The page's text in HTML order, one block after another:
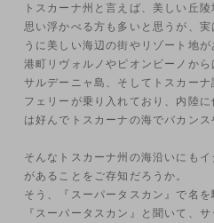
トスカーナ州と言えば、美しい丘
思い浮かべる方も多いと思うが、
うに美しい海辺の街やリゾート地が
港町リヴォルノやピオンビーノから
サルデーニャ島、そしてトスカー
フェリーが乗り入れており、内陸
は好んでトスカーナの海でバカンス
そんなトスカーナ州の海沿いにも
があることをご存知だろうか。
そう、『スーパータスカン』で名を
『スーパータスカン』と聞いて、